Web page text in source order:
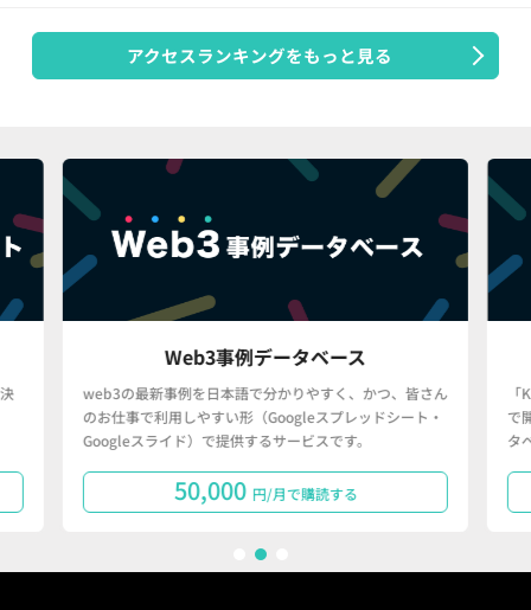
アクセスランキングをもっと見る
Web3事例データベース
web3の最新事例を日本語で分かりやすく、かつ、皆さん
のお仕事で利用しやすい形（Googleスプレッドシート・
Googleスライド）で提供するサービスです。
50,000 円/月で購読する
で
タ